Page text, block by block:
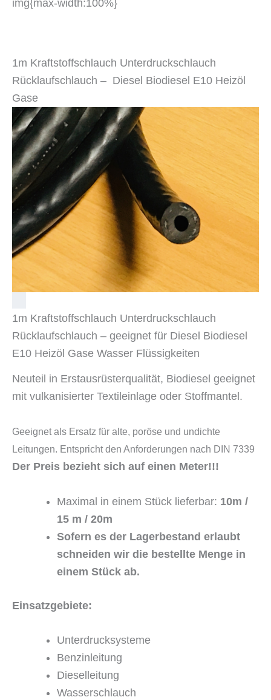
img{max-width:100%}
1m Kraftstoffschlauch Unterdruckschlauch
Rücklaufschlauch – Diesel Biodiesel E10 Heizöl
Gase
1m Kraftstoffschlauch Unterdruckschlauch
Rücklaufschlauch – geeignet für Diesel Biodiesel
E10 Heizöl Gase Wasser Flüssigkeiten
Neuteil in Erstausrüsterqualität, Biodiesel geeignet
mit vulkanisierter Textileinlage oder Stoffmantel.
Geeignet als Ersatz für alte, poröse und undichte
Leitungen. Entspricht den Anforderungen nach DIN 7339
Der Preis bezieht sich auf einen Meter!!!
Maximal in einem Stück lieferbar: 10m /
15 m / 20m
Sofern es der Lagerbestand erlaubt
schneiden wir die bestellte Menge in
einem Stück ab.
Einsatzgebiete:
Unterdrucksysteme
Benzinleitung
Dieselleitung
Wasserschlauch